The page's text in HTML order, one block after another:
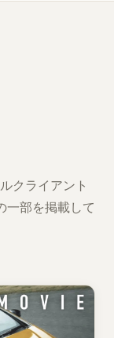
クライアント
一部を掲載して